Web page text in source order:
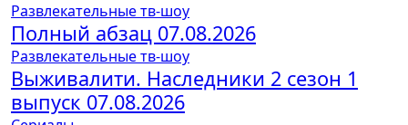
Развлекательные тв-шоу
Полный абзац 07.08.2026
Развлекательные тв-шоу
Выживалити. Наследники 2 сезон 1
выпуск 07.08.2026